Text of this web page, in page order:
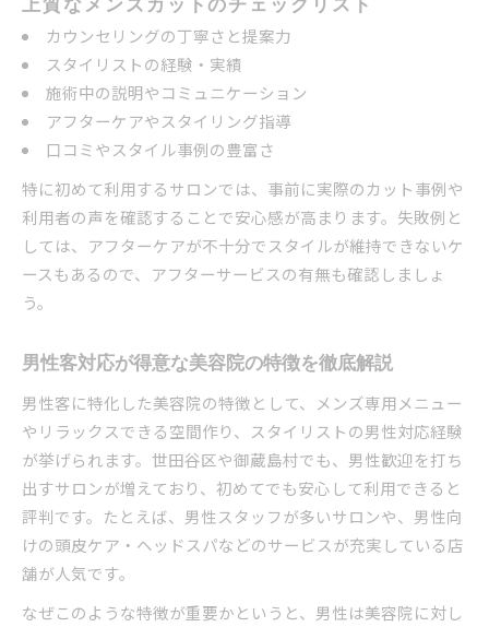
上質なメンズカットのチェックリスト
カウンセリングの丁寧さと提案力
スタイリストの経験・実績
施術中の説明やコミュニケーション
アフターケアやスタイリング指導
口コミやスタイル事例の豊富さ
特に初めて利用するサロンでは、事前に実際のカット事例や
利用者の声を確認することで安心感が高まります。失敗例と
しては、アフターケアが不十分でスタイルが維持できないケ
ースもあるので、アフターサービスの有無も確認しましょ
う。
男性客対応が得意な美容院の特徴を徹底解説
男性客に特化した美容院の特徴として、メンズ専用メニュー
やリラックスできる空間作り、スタイリストの男性対応経験
が挙げられます。世田谷区や御蔵島村でも、男性歓迎を打ち
出すサロンが増えており、初めてでも安心して利用できると
評判です。たとえば、男性スタッフが多いサロンや、男性向
けの頭皮ケア・ヘッドスパなどのサービスが充実している店
舗が人気です。
なぜこのような特徴が重要かというと、男性は美容院に対し